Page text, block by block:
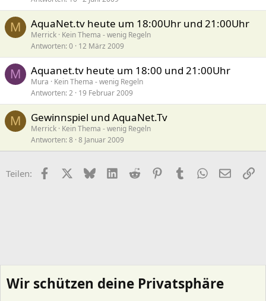
M AquaNet.tv heute um 18:00Uhr und 21:00Uhr
Merrick Kein Thema - wenig Regeln
Antworten 0 12 März 2009
M Aquanet.tv heute um 18:00 und 21:00Uhr
Mura
Kein Thema - wenig Regeln
Antworten 2 19 Februar 2009
M Gewinnspiel und AquaNet.Tv
Merrick Kein Thema - wenig Regeln
Antworten 8 8 Januar 2009
Teilen: FacebookX (Twitter)
BlueskyLinkedIn
Reddit PinterestTumblr WhatsApp
E-Mail
Wir schützen deine Privatsphäre